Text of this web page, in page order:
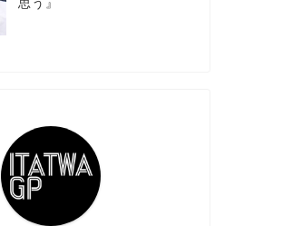
思う』